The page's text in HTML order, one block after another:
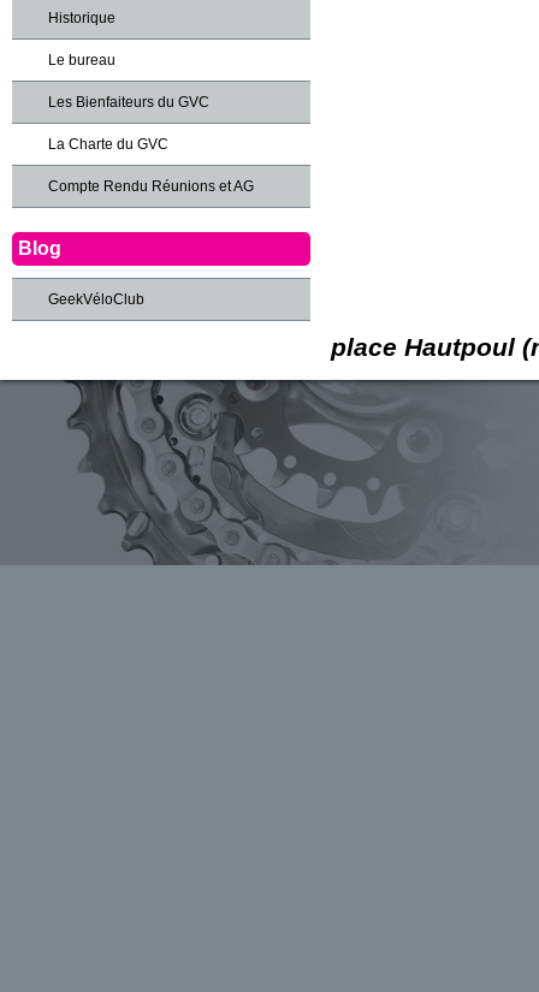
place Hautpoul
Historique
Le bureau
Les Bienfaiteurs du GVC
La Charte du GVC
Compte Rendu Réunions et AG
Blog
GeekVéloClub